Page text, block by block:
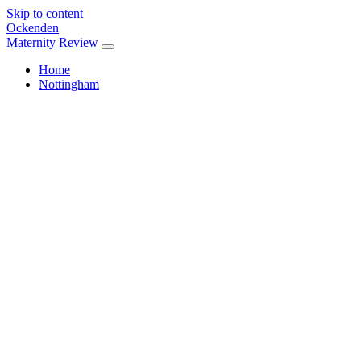
Skip to content
Ockenden
Maternity Review
Home
Nottingham